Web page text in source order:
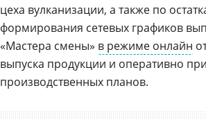
цеха вулканизации, а также по
формирования сетевых графиков
«Мастера смены» в режиме онлайн
выпуска продукции и оперативно
производственных планов.